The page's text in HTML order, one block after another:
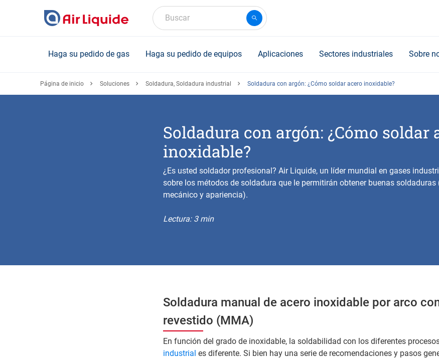
Buscar
Haga su pedido de gas Haga su pedido de equipos Aplicaciones Sectores industriales Sobre
Página de inicio Soluciones Soldadura, Soldadura industrial Soldadura con argón: ¿Cómo soldar acero inoxidable?
Soldadura con argón: ¿Cómo soldar
inoxidable?
¿Es usted soldador profesional? Air Liquide, un líder mundial en gases
sobre los métodos de soldadura que le permitirán obtener buenas soldaduras
mecánico y apariencia).
Lectura: 3 min
Soldadura manual de acero inoxidable por arco
revestido (MMA)
En función del grado de inoxidable, la soldabilidad con los diferentes
industrial es diferente. Si bien hay una serie de recomendaciones y pasos